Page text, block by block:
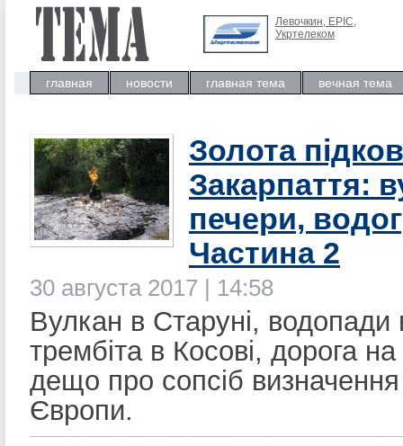
Левочкин, ЕРIC,
Укртелеком
главная новости главная тема вечная тема
Золота
Закарпаття:
печери,
Частина 2
30 августа 2017 | 14:58
Вулкан в Старуні,
трембіта в Косові, дорога на
дещо про сопсіб
Європи.